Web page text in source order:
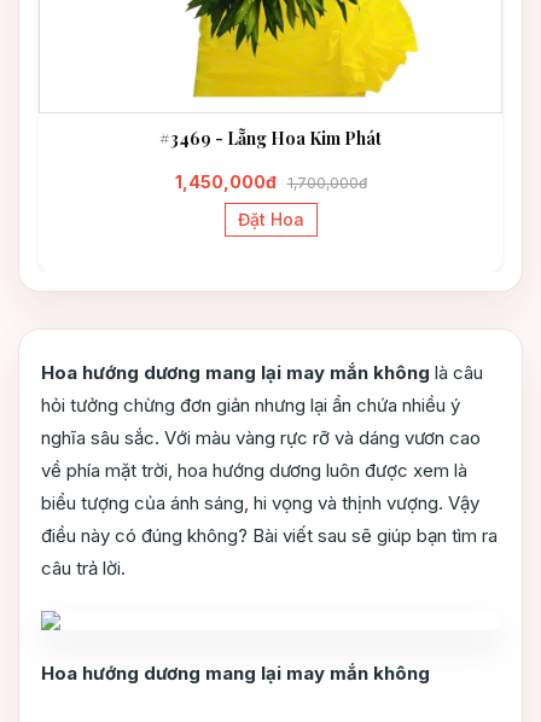
#3469 - Lẵng Hoa Kim Phát
1,450,000đ 1,700,000đ
Đặt Hoa
Hoa hướng dương mang lại may mắn không là câu
hỏi tưởng chừng đơn giản nhưng lại ẩn chứa nhiều ý
nghĩa sâu sắc. Với màu vàng rực rỡ và dáng vươn cao
về phía mặt trời, hoa hướng dương luôn được xem là
biểu tượng của ánh sáng, hi vọng và thịnh vượng. Vậy
điều này có đúng không? Bài viết sau sẽ giúp bạn tìm ra
câu trả lời.
Hoa hướng dương mang lại may mắn không